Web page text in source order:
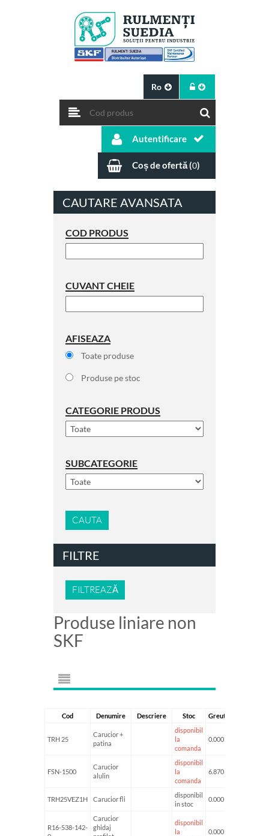
Ro
Autentificare
Coș de ofertă (0)
CAUTARE AVANSATA
COD PRODUS
CUVANT CHEIE
AFISEAZA
Toate produse
Produse pe stoc
CATEGORIE PRODUS
SUBCATEGORIE
CAUTA
FILTRE
FILTREAZĂ
Produse liniare non
SKF
Cod Denumire Descriere Stoc Greutate
TRH 25
Carucior +
patina
disponibil
la
comanda
0.000 kg
FSN-1500
Carucior
alulin
disponibil
la
comanda
6.870 kg
TRH25VEZ1H Carucior fli
disponibil
in stoc
0.000 kg
R16-538-142-
Carucior
ghidaj
disponibil
la
0.000 kg